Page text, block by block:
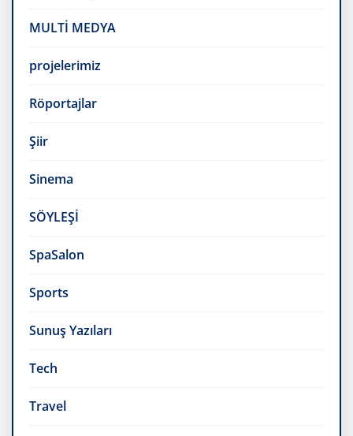
MULTİ MEDYA
projelerimiz
Röportajlar
Şiir
Sinema
SÖYLEŞİ
SpaSalon
Sports
Sunuş Yazıları
Tech
Travel